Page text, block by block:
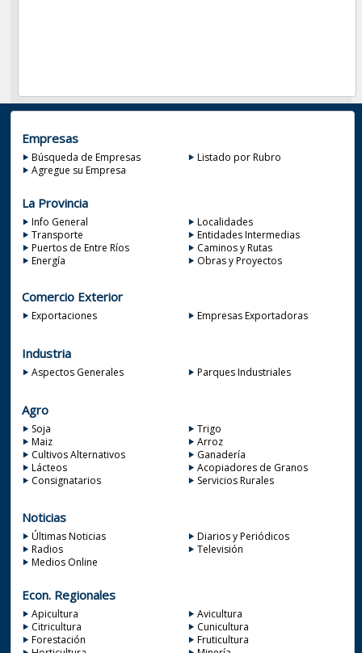
Empresas
Búsqueda de Empresas
Listado por Rubro
Agregue su Empresa
La Provincia
Info General
Localidades
Transporte
Entidades Intermedias
Puertos de Entre Ríos
Caminos y Rutas
Energía
Obras y Proyectos
Comercio Exterior
Exportaciones Empresas Exportadoras
Industria
Aspectos Generales Parques Industriales
Agro
Soja
Trigo
Maiz
Arroz
Cultivos Alternativos
Ganadería
Lácteos
Acopiadores de Granos
Consignatarios
Servicios Rurales
Noticias
Últimas Noticias
Diarios y Periódicos
Radios
Televisión
Medios Online
Econ. Regionales
Apicultura
Avicultura
Citricultura
Cunicultura
Forestación
Fruticultura